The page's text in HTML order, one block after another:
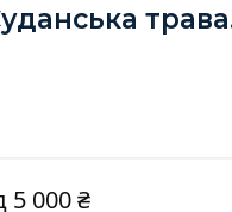
5 000 ₴